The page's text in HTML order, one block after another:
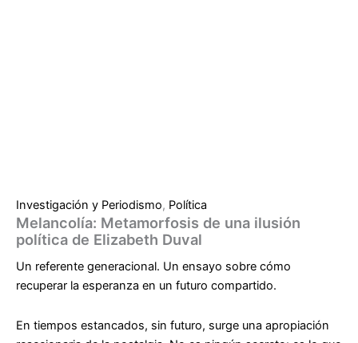
Investigación y Periodismo, Política
Melancolía: Metamorfosis de una ilusión
política de Elizabeth Duval
Un referente generacional. Un ensayo sobre cómo
recuperar la esperanza en un futuro compartido.
En tiempos estancados, sin futuro, surge una apropiación